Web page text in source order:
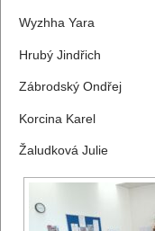
Wyzhha Yara
Hrubý Jindřich
Zábrodský Ondřej
Korcina Karel
Žaludková Julie